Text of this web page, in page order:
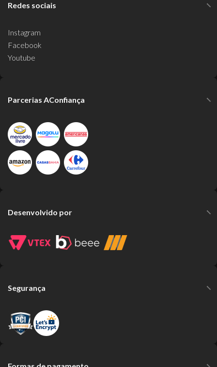
Redes sociais
Instagram
Facebook
Youtube
Parcerias AConfiança
Desenvolvido por
Segurança